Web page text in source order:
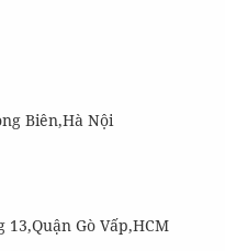
Biên,Hà Nội
Gò Vấp,HCM